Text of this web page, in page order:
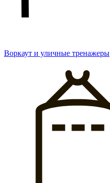
Воркаут и уличные тренажеры